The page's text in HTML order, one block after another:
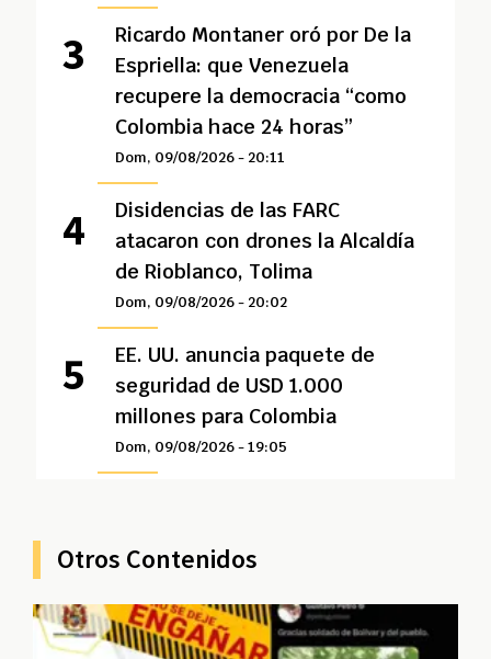
Ricardo Montaner oró por De la
Espriella: que Venezuela
recupere la democracia “como
Colombia hace 24 horas”
Dom, 09/08/2026 - 20:11
Disidencias de las FARC
atacaron con drones la Alcaldía
de Rioblanco, Tolima
Dom, 09/08/2026 - 20:02
EE. UU. anuncia paquete de
seguridad de USD 1.000
millones para Colombia
Dom, 09/08/2026 - 19:05
Otros Contenidos